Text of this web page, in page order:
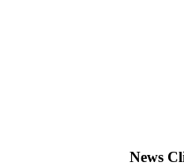
News